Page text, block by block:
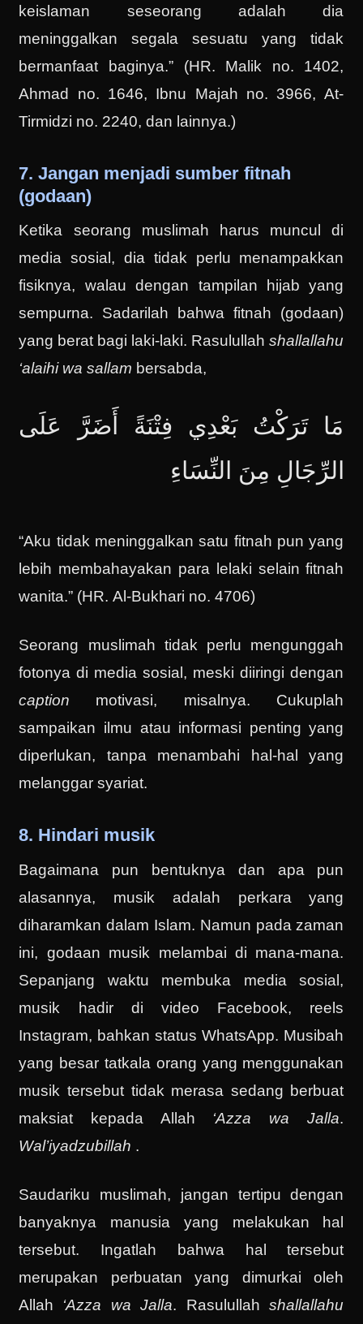
keislaman seseorang adalah dia
meninggalkan segala sesuatu yang tidak
bermanfaat baginya.” (HR. Malik no. 1402,
Ahmad no. 1646, Ibnu Majah no. 3966, At-
Tirmidzi no. 2240, dan lainnya.)
7. Jangan menjadi sumber fitnah
(godaan)
Ketika seorang muslimah harus muncul di
media sosial, dia tidak perlu menampakkan
fisiknya, walau dengan tampilan hijab yang
sempurna. Sadarilah bahwa fitnah (godaan)
yang berat bagi laki-laki. Rasulullahshallallahu
‘alaihi wa sallam bersabda,
مَا تَرَكْتُ بَعْدِي فِتْنَةً أَضَرَّ عَلَى
الرِّجَالِ مِنَ النِّسَاءِ
“Aku tidak meninggalkan satu fitnah pun yang
lebih membahayakan para lelaki selain fitnah
wanita.” (HR. Al-Bukhari no. 4706)
Seorang muslimah tidak perlu mengunggah
fotonya di media sosial, meski diiringi dengan
caption motivasi, misalnya. Cukuplah
sampaikan ilmu atau informasi penting yang
diperlukan, tanpa menambahi hal-hal yang
melanggar syariat.
8. Hindari musik
Bagaimana pun bentuknya dan apa pun
alasannya, musik adalah perkara yang
diharamkan dalam Islam. Namun pada zaman
ini, godaan musik melambai di mana-mana.
Sepanjang waktu membuka media sosial,
musik hadir di video Facebook, reels
Instagram, bahkan status WhatsApp. Musibah
yang besar tatkala orang yang menggunakan
musik tersebut tidak merasa sedang berbuat
maksiat kepada Allah ‘Azza wa Jalla.
Wal’iyadzubillah .
Saudariku muslimah, jangan tertipu dengan
banyaknya manusia yang melakukan hal
tersebut. Ingatlah bahwa hal tersebut
merupakan perbuatan yang dimurkai oleh
Allah ‘Azza wa Jalla. Rasulullahshallallahu